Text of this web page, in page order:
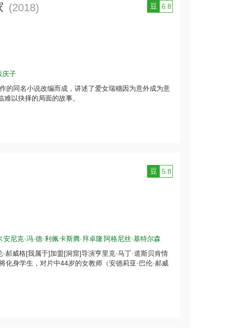
(2018) 豆 6.8
庆子
的同名小说改编而成，讲述了爱女瑞穗因为意外成为意
以抉择的局面的故事。
豆 5.8
安尼克·冯·德·利佩卡斯腾·拜卓隆 阿格尼丝·基特尔森
郝威格[我属于]加盟[洞窟]导演亨里克·马丁·道斯贝肯情
身学生，对片中44岁的女教师（安德莉亚·巴伦·郝威